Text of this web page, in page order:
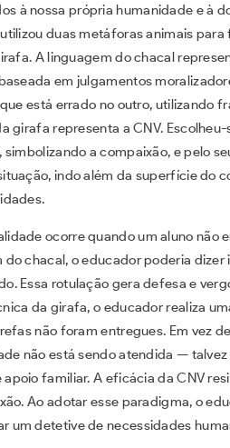
à nossa própria humanidade e à
duas metáforas animais
A linguagem do chacal
em julgamentos
está errado no outro, utilizando
girafa representa a CNV.
a compaixão, e pelo
indo além da superfície do
ocorre quando um aluno não
chacal, o educador poderia dizer
Essa rotulação gera defesa e
da girafa, o educador realiza
não foram entregues. Em vez
não está sendo atendida —
familiar. A eficácia da CNV
Ao adotar esse paradigma, o
um detetive de necessidades